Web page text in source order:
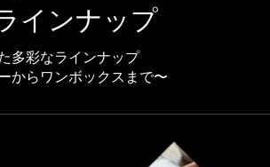
インナップ
多彩なラインナップ
からワンボックスまで〜